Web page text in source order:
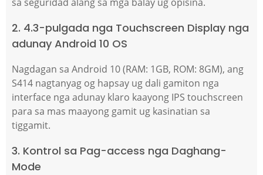
2. 4.3-pulgada nga Touchscreen Display nga
adunay Android 10 OS
Nagdagan sa Android 10 (RAM: 1GB, ROM: 8GM), ang
S414 nagtanyag og hapsay ug dali gamiton nga
interface nga adunay klaro kaayong IPS touchscreen
para sa mas maayong gamit ug kasinatian sa
tiggamit.
3. Kontrol sa Pag-access nga Daghang-
Mode